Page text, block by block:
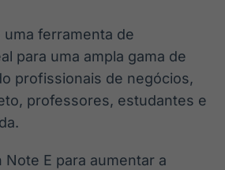
uma ferramenta de
para uma ampla gama de
profissionais de negócios,
professores, estudantes e
Note E para aumentar a